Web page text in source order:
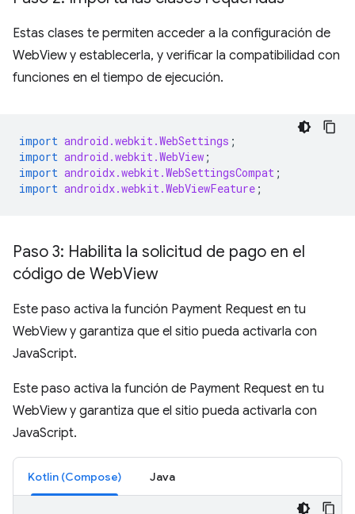
Estas clases te permiten acceder a la configuración de
WebView y establecerla, y verificar la compatibilidad con
funciones en el tiempo de ejecución.
import android.webkit.WebSettings ;
import android.webkit.WebView ;
import androidx.webkit.WebSettingsCompat ;
import androidx.webkit.WebViewFeature ;
Paso 3: Habilita la solicitud de pago en el
código de WebView
Este paso activa la función Payment Request en tu
WebView y garantiza que el sitio pueda activarla con
JavaScript.
Este paso activa la función de Payment Request en tu
WebView y garantiza que el sitio pueda activarla con
JavaScript.
Kotlin (Compose) Java